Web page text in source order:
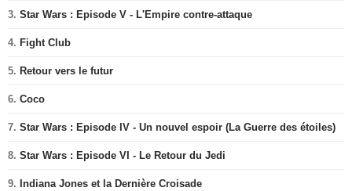
3. Star Wars : Episode V - L'Empire contre-attaque
4. Fight Club
5. Retour vers le futur
6. Coco
7. Star Wars : Episode IV - Un nouvel espoir (La Guerre des étoiles)
8. Star Wars : Episode VI - Le Retour du Jedi
9. Indiana Jones et la Dernière Croisade